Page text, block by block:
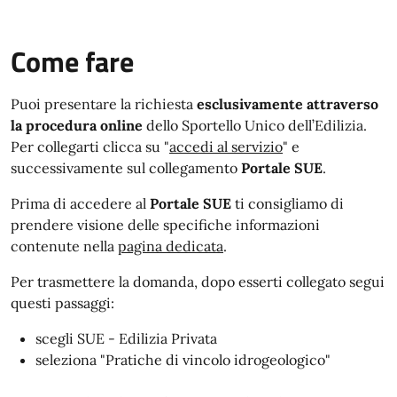
Come fare
Puoi presentare la richiesta esclusivamente attraverso
la procedura online dello Sportello Unico dell’Edilizia.
Per collegarti clicca su "accedi al servizio" e
successivamente sul collegamento Portale SUE.
Prima di accedere al Portale SUE ti consigliamo di
prendere visione delle specifiche informazioni
contenute nella pagina dedicata.
Per trasmettere la domanda, dopo esserti collegato segui
questi passaggi:
scegli SUE - Edilizia Privata
seleziona "Pratiche di vincolo idrogeologico"